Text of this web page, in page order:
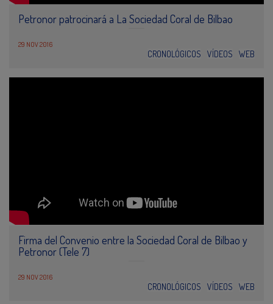
Petronor patrocinará a La Sociedad Coral de Bilbao
29 NOV 2016
CRONOLÓGICOS VÍDEOS WEB
Firma del Convenio entre la Sociedad Coral de Bilbao y
Petronor (Tele 7)
29 NOV 2016
CRONOLÓGICOS VÍDEOS WEB